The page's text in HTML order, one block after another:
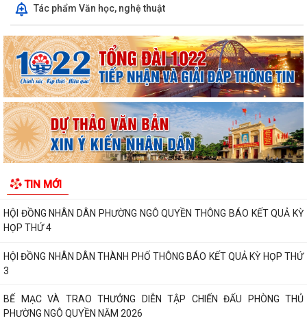
Tác phẩm Văn học, nghệ thuật
TIN MỚI
Phường Ngô Quyền trao tặng sách giáo khoa, đồng phục cho 307 học
sinh có hoàn cảnh khó khăn trước...
Phường Ngô Quyền đẩy mạnh công tác phòng, chống ma túy và nhân
rộng các mô hình an ninh trật tự tại...
THƯ CẢM ƠN – NIỀM TIN CỦA NHÂN DÂN DÀNH CHO CHÍNH QUYỀN
PHƯỜNG NGÔ QUYỀN: PHÁT HUY SỨC MẠNH TỔNG HỢP CỦA CẢ HỆ
THỐNG CHÍNH TRỊ TRONG CÔNG TÁC PHÒNG, CHỐNG...
TRỌNG TÂM QUÝ III/2026 , CHUẨN BỊ NĂM HỌC...
HỘI ĐỒNG NHÂN DÂN PHƯỜNG NGÔ QUYỀN THÔNG BÁO KẾT QUẢ KỲ
HỌP THỨ 4
HỘI ĐỒNG NHÂN DÂN THÀNH PHỐ THÔNG BÁO KẾT QUẢ KỲ HỌP THỨ
3
BẾ MẠC VÀ TRAO THƯỞNG DIỄN TẬP CHIẾN ĐẤU PHÒNG THỦ
PHƯỜNG NGÔ QUYỀN NĂM 2026